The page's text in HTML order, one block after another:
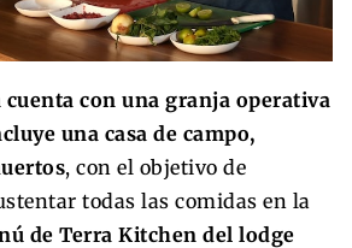
con una granja operativa
una casa de campo,
, con el objetivo de
todas las comidas en la
de Terra Kitchen del lodge